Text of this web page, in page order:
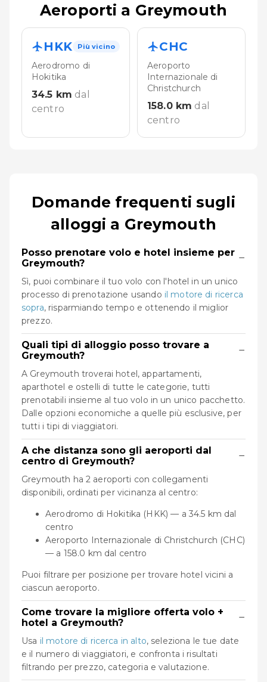
Aeroporti a Greymouth
HKK Più vicino
Aerodromo di
Hokitika
34.5 km dal
centro
CHC
Aeroporto
Internazionale di
Christchurch
158.0km dal
centro
Domande frequenti sugli
alloggi a Greymouth
Posso prenotare volo e hotel insieme per
Greymouth?
−
Sì, puoi combinare il tuo volo con l'hotel in un unico
processo di prenotazione usando il motore di ricerca
sopra, risparmiando tempo e ottenendo il miglior
prezzo.
Quali tipi di alloggio posso trovare a
Greymouth?
−
A Greymouth troverai hotel, appartamenti,
aparthotel e ostelli di tutte le categorie, tutti
prenotabili insieme al tuo volo in un unico pacchetto.
Dalle opzioni economiche a quelle più esclusive, per
tutti i tipi di viaggiatori.
A che distanza sono gli aeroporti dal
centro di Greymouth?
−
Greymouth ha 2 aeroporti con collegamenti
disponibili, ordinati per vicinanza al centro:
Aerodromo di Hokitika (HKK) — a 34.5 km dal
centro
Aeroporto Internazionale di Christchurch (CHC)
— a 158.0 km dal centro
Puoi filtrare per posizione per trovare hotel vicini a
ciascun aeroporto.
Come trovare la migliore offerta volo +
hotel a Greymouth?
−
Usa il motore di ricerca in alto, seleziona le tue date
e il numero di viaggiatori, e confronta i risultati
filtrando per prezzo, categoria e valutazione.